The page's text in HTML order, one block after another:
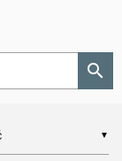
search
▼